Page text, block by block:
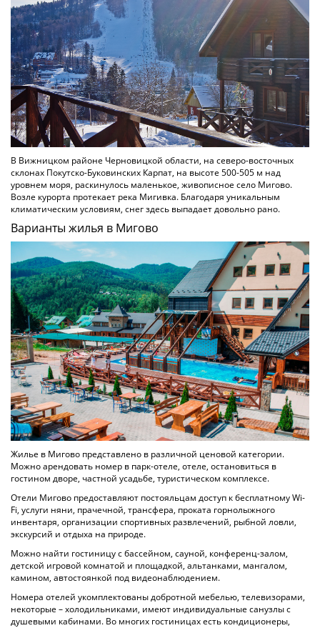
В Вижницком районе Черновицкой области, на северо-восточных
склонах Покутско-Буковинских Карпат, на высоте 500-505 м над
уровнем моря, раскинулось маленькое, живописное село Мигово.
Возле курорта протекает река Мигивка. Благодаря уникальным
климатическим условиям, снег здесь выпадает довольно рано.
Варианты жилья в Мигово
Жилье в Мигово представлено в различной ценовой категории.
Можно арендовать номер в парк-отеле, отеле, остановиться в
гостином дворе, частной усадьбе, туристическом комплексе.
Отели Мигово предоставляют постояльцам доступ к бесплатному Wi-
Fi, услуги няни, прачечной, трансфера, проката горнолыжного
инвентаря, организации спортивных развлечений, рыбной ловли,
экскурсий и отдыха на природе.
Можно найти гостиницу с бассейном, сауной, конференц-залом,
детской игровой комнатой и площадкой, альтанками, мангалом,
камином, автостоянкой под видеонаблюдением.
Номера отелей укомплектованы добротной мебелью, телевизорами,
некоторые – холодильниками, имеют индивидуальные санузлы с
душевыми кабинами. Во многих гостиницах есть кондиционеры,